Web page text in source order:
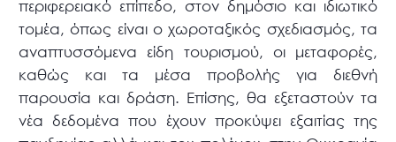
περιφερειακό επίπεδο, στον δημόσιο και ιδιωτικό
τομέα, όπως είναι ο χωροταξικός σχεδιασμός, τα
αναπτυσσόμενα είδη τουρισμού, οι μεταφορές,
καθώς και τα μέσα προβολής για διεθνή
παρουσία και δράση. Επίσης, θα εξεταστούν τα
νέα δεδομένα που έχουν προκύψει εξαιτίας της